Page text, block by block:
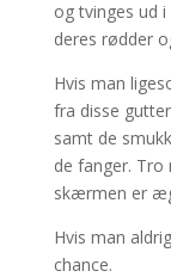
og tvinges ud
deres rødder
Hvis man
fra disse
samt de
de fanger.
skærmen er
Hvis man
chance.